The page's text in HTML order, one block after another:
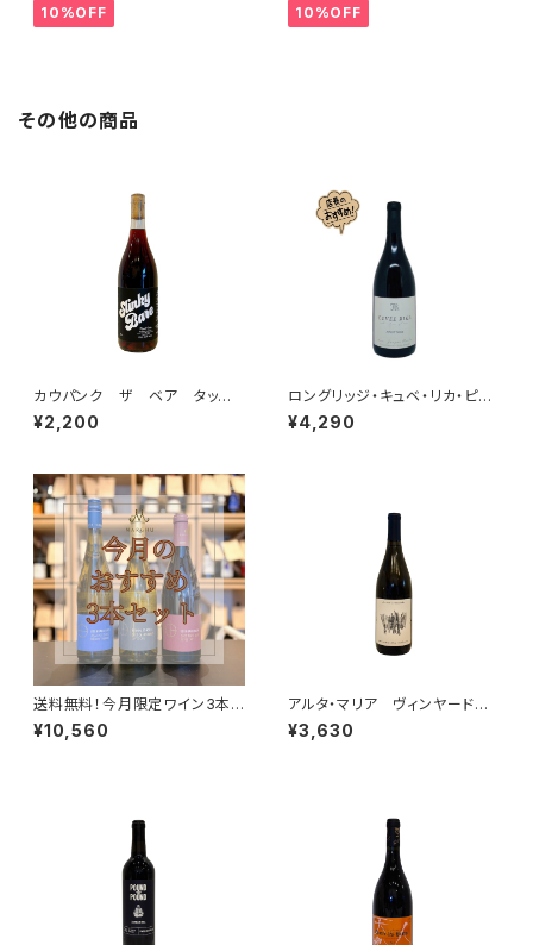
10%OFF 10%OFF
その他の商品
カウパンク ザ ベア タッ
チ スリンキー・ベア ピノ・ノワ
ール
¥2,200
ロングリッジ・キュベ・リカ・ピノ
ノワール 2023
¥4,290
送料無料！今月限定ワイン3本セ
ット｜白2本・赤1本の高コスパ厳
選ワイン
¥10,560
アルタ・マリア ヴィンヤード
シャルドネ 2021
¥3,630